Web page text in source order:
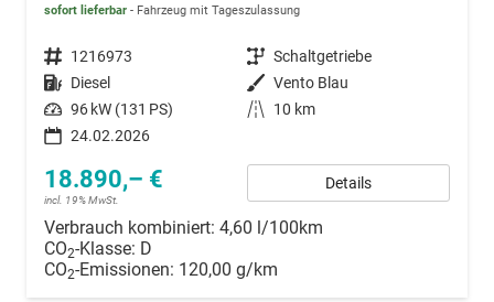
sofort lieferbar Fahrzeug mit Tageszulassung
Fahrzeugnummer 1216973 Getriebe Schaltgetriebe
Kraftstoff Diesel Außenfarbe Vento Blau
Leistung 96 kW (131 PS) Kilometerstand
10 km
24.02.2026
18.890,– €
incl. 19% MwSt.
Details
Verbrauch kombiniert: 4,60 l/100km
CO2-Klasse: D
CO2-Emissionen: 120,00 g/km